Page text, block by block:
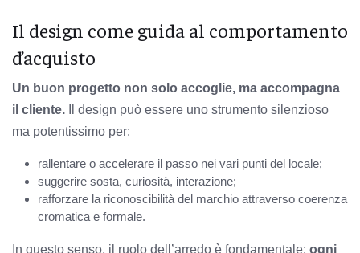
Il design come guida al comportamento
d’acquisto
Un buon progetto non solo accoglie, ma accompagna
il cliente. Il design può essere uno strumento silenzioso
ma potentissimo per:
rallentare o accelerare il passo nei vari punti del locale;
suggerire sosta, curiosità, interazione;
rafforzare la riconoscibilità del marchio attraverso coerenza
cromatica e formale.
In questo senso, il ruolo dell’arredo è fondamentale: ogni